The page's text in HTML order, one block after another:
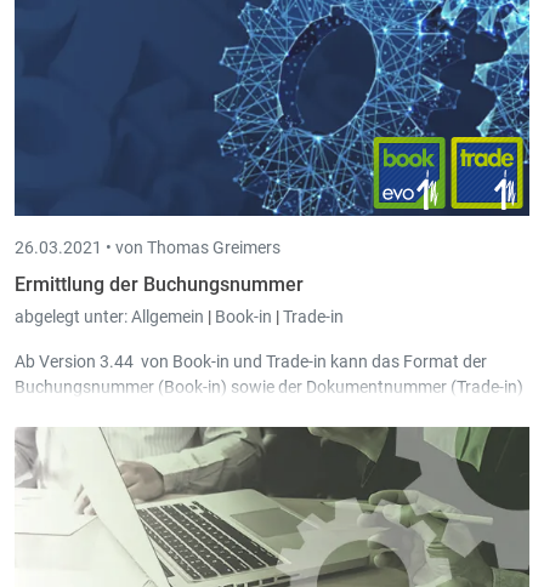
Suche heraus aufzurufen.
26.03.2021 • von Thomas Greimers
Ermittlung der Buchungsnummer
abgelegt unter:Allgemein | Book-in |Trade-in
Ab Version 3.44 von Book-in und Trade-in kann das Format der
Buchungsnummer (Book-in) sowie der Dokumentnummer (Trade-in)
definiert werden, sodass die entsprechende Nummer automatisch
fortlaufend ermittelt wird.